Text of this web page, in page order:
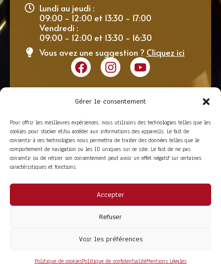
Gérer le consentement
Pour offrir les meilleures expériences, nous utilisons des technologies telles que les
cookies pour stocker et/ou accéder aux informations des appareils. Le fait de
consentir à ces technologies nous permettra de traiter des données telles que le
comportement de navigation ou les ID uniques sur ce site. Le fait de ne pas
consentir ou de retirer son consentement peut avoir un effet négatif sur certaines
caractéristiques et fonctions.
Accepter
Refuser
Voir les préférences
Politique de cookiesPolitique de confidentialitéMentions Légales
Lundi au jeudi :
09:00 - 12:00 et 13:30 - 17:00
Vendredi :
09:00 - 12:00 et 13:30 - 16:30
Vous avez une suggestion ? Cliquez ici
Adhérer
Conditions Générales de Vente